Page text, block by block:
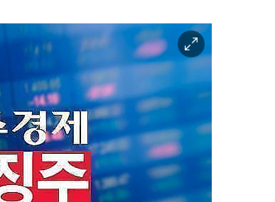
이
미
지
대